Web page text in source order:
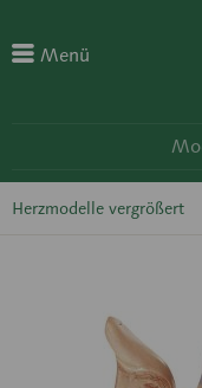
Menü
Herzmodelle vergrößert